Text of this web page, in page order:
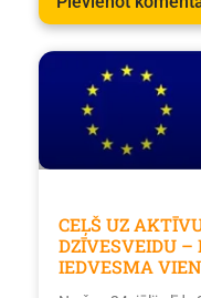
CEĻŠ UZ
DZĪVESVEIDU –
IEDVESMA